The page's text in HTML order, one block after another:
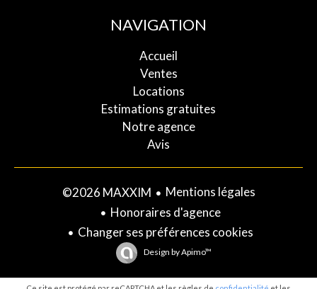
NAVIGATION
Accueil
Ventes
Locations
Estimations gratuites
Notre agence
Avis
©2026 MAXXIM
Mentions légales
Honoraires d'agence
Changer ses préférences cookies
Design byApimo™